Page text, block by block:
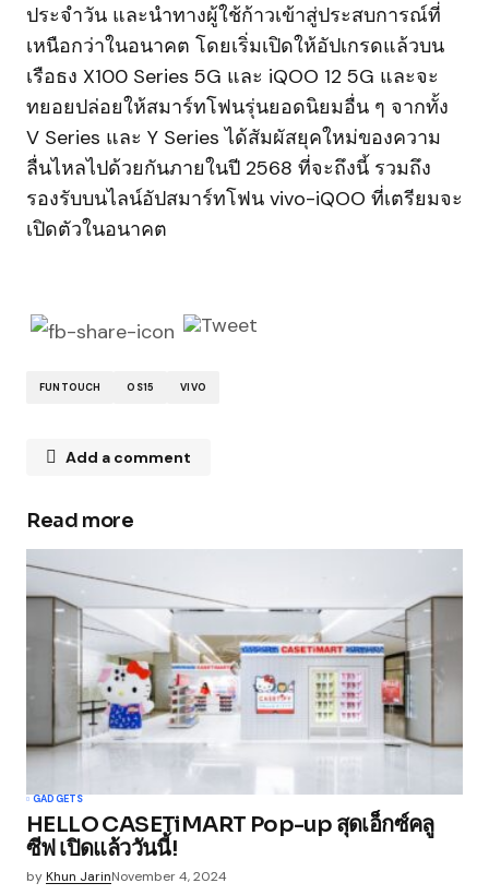
ประจำวัน และนำทางผู้ใช้ก้าวเข้าสู่ประสบการณ์ที่
เหนือกว่าในอนาคต โดยเริ่มเปิดให้อัปเกรดแล้วบน
เรือธง X100 Series 5G และ iQOO 12 5G และจะ
ทยอยปล่อยให้สมาร์ทโฟนรุ่นยอดนิยมอื่น ๆ จากทั้ง
V Series และ Y Series ได้สัมผัสยุคใหม่ของความ
ลื่นไหลไปด้วยกันภายในปี 2568 ที่จะถึงนี้ รวมถึง
รองรับบนไลน์อัปสมาร์ทโฟน vivo-iQOO ที่เตรียมจะ
เปิดตัวในอนาคต
FUNTOUCH OS15 VIVO
Add a comment
Your email address will not be published.
Required fields are marked
Comment
Your E-mail*
Read more
GADGETS
HELLO CASETiMART Pop-up สุดเอ็กซ์คลู
ซีฟ เปิดแล้ววันนี้!
byKhun JarinNovember 4, 2024